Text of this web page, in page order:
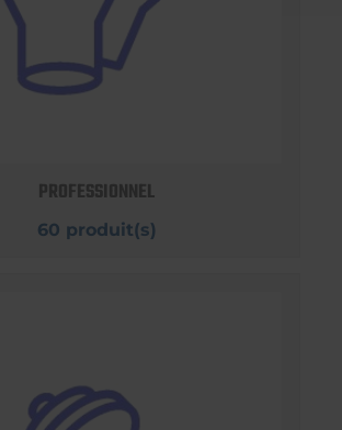
PROFESSIONNEL
60 produit(s)